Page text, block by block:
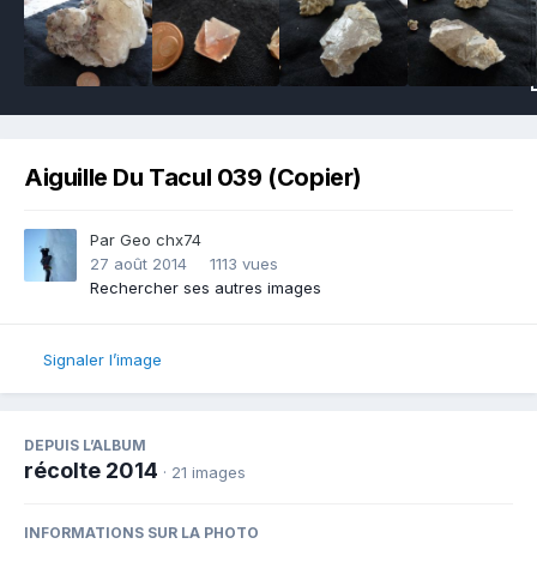
Aiguille Du Tacul 039 (Copier)
Par Geo chx74
27 août 2014
1113 vues
Rechercher ses autres images
Signaler l’image
DEPUIS L’ALBUM
récolte 2014 · 21 images
INFORMATIONS SUR LA PHOTO